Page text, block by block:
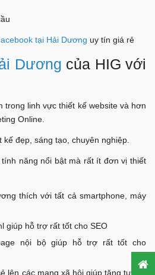
tại Hải Dương uy tín giá rẻ
Dương của HIG với
trong linh vực thiết kế website và hơn
Online.
đẹp, sáng tạo, chuyên nghiệp.
năng nổi bật mà rất ít đơn vị thiết
thích với tất cả smartphone, máy
giúp hỗ trợ rất tốt cho SEO
nội bộ giúp hỗ trợ rất tốt cho
lên các mạng xã hội giúp tăng tương